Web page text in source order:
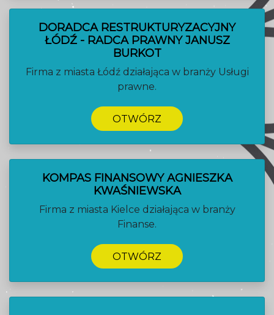
DORADCA RESTRUKTURYZACYJNY
ŁÓDŹ - RADCA PRAWNY JANUSZ
BURKOT
Firma z miasta Łódź działająca w branży Usługi
prawne.
OTWÓRZ
KOMPAS FINANSOWY AGNIESZKA
KWAŚNIEWSKA
Firma z miasta Kielce działająca w branży
Finanse.
OTWÓRZ